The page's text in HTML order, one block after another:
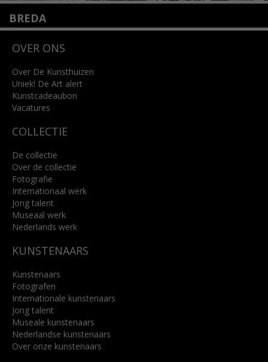
BREDA
4818 SB Breda
info@kunsthuisbreda.nl
Lees meer
OVER ONS
Over De Kunsthuizen
Uniek! De Art alert
Kunstcadeaubon
Vacatures
COLLECTIE
De collectie
Over de collectie
Fotografie
Internationaal werk
Jong talent
Museaal werk
Nederlands werk
KUNSTENAARS
Kunstenaars
Fotografen
Internationale kunstenaars
Jong talent
Museale kunstenaars
Nederlandse kunstenaars
Over onze kunstenaars